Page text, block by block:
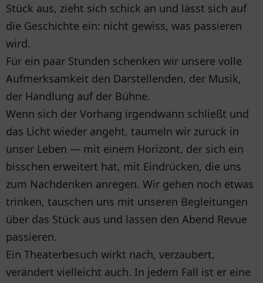
Stück aus, zieht sich schick an und lässt sich auf
die Geschichte ein: nicht gewiss, was passieren
wird.
Für ein paar Stunden schenken wir unsere volle
Aufmerksamkeit den Darstellenden, der Musik,
der Handlung auf der Bühne.
Wenn sich der Vorhang irgendwann schließt und
das Licht wieder angeht, taumeln wir zurück in
unser Leben — mit einem Horizont, der sich ein
bisschen erweitert hat, mit Eindrücken, die uns
zum Nachdenken anregen. Wir gehen noch etwas
trinken, tauschen uns mit unseren Begleitungen
über das Stück aus und lassen den Abend Revue
passieren.
Ein Theaterbesuch wirkt nach, verzaubert,
verändert vielleicht auch. In jedem Fall ist er eine